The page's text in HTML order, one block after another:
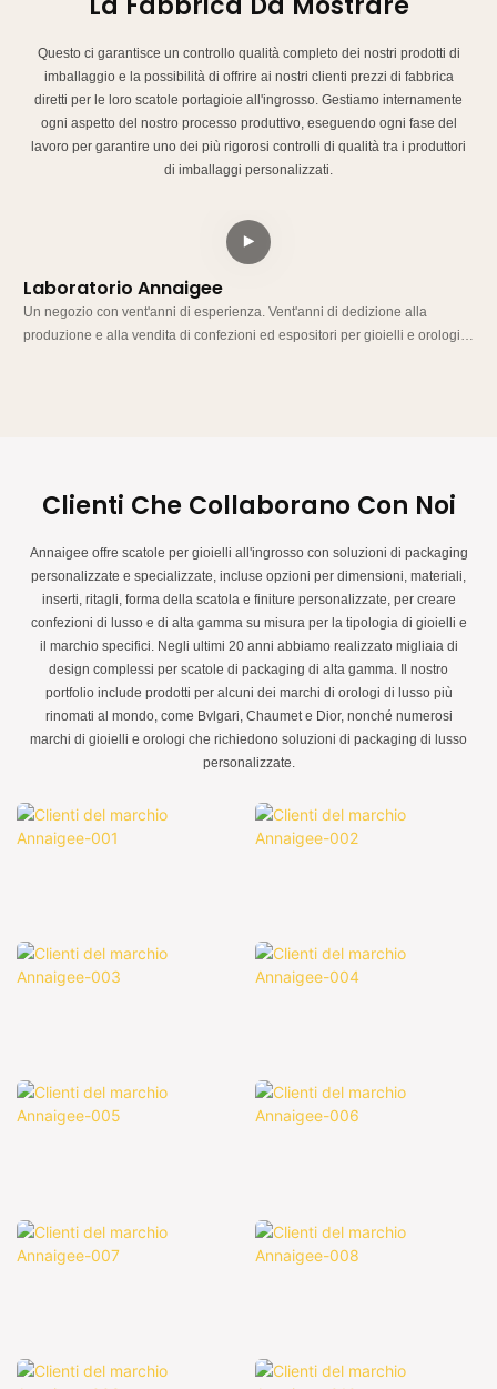
Questo ci garantisce un controllo qualità completo dei nostri prodotti di
imballaggio e la possibilità di offrire ai nostri clienti prezzi di fabbrica
diretti per le loro scatole portagioie all'ingrosso. Gestiamo internamente
ogni aspetto del nostro processo produttivo, eseguendo ogni fase del
lavoro per garantire uno dei più rigorosi controlli di qualità tra i produttori
di imballaggi personalizzati.
Laboratorio Annaigee
Un negozio con vent'anni di esperienza. Vent'anni di dedizione alla
produzione e alla vendita di confezioni ed espositori per gioielli e orologi.
Clienti Che Collaborano Con Noi
Annaigee offre scatole per gioielli all'ingrosso con soluzioni di packaging
personalizzate e specializzate, incluse opzioni per dimensioni, materiali,
inserti, ritagli, forma della scatola e finiture personalizzate, per creare
confezioni di lusso e di alta gamma su misura per la tipologia di gioielli e
il marchio specifici. Negli ultimi 20 anni abbiamo realizzato migliaia di
design complessi per scatole di packaging di alta gamma. Il nostro
portfolio include prodotti per alcuni dei marchi di orologi di lusso più
rinomati al mondo, come Bvlgari, Chaumet e Dior, nonché numerosi
marchi di gioielli e orologi che richiedono soluzioni di packaging di lusso
personalizzate.